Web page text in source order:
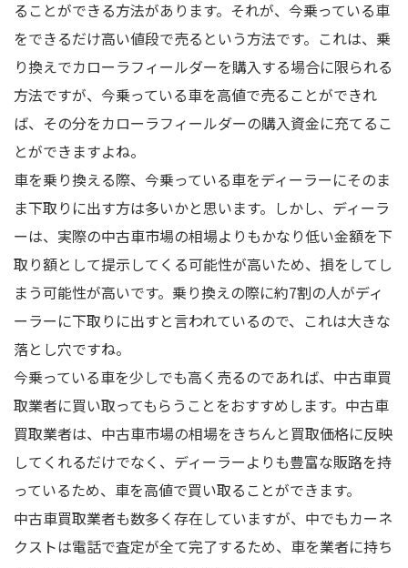
ることができる方法があります。それが、今乗っている車
をできるだけ高い値段で売るという方法です。これは、乗
り換えでカローラフィールダーを購入する場合に限られる
方法ですが、今乗っている車を高値で売ることができれ
ば、その分をカローラフィールダーの購入資金に充てるこ
とができますよね。
車を乗り換える際、今乗っている車をディーラーにそのま
ま下取りに出す方は多いかと思います。しかし、ディーラ
ーは、実際の中古車市場の相場よりもかなり低い金額を下
取り額として提示してくる可能性が高いため、損をしてし
まう可能性が高いです。乗り換えの際に約7割の人がディ
ーラーに下取りに出すと言われているので、これは大きな
落とし穴ですね。
今乗っている車を少しでも高く売るのであれば、中古車買
取業者に買い取ってもらうことをおすすめします。中古車
買取業者は、中古車市場の相場をきちんと買取価格に反映
してくれるだけでなく、ディーラーよりも豊富な販路を持
っているため、車を高値で買い取ることができます。
中古車買取業者も数多く存在していますが、中でもカーネ
クストは電話で査定が全て完了するため、車を業者に持ち